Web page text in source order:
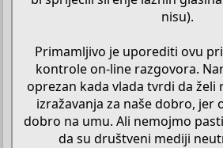
nisu).
Primamljivo je uporediti ovu
kontrole on-line razgovora.
oprezan kada vlada tvrdi da želi
izražavanja za naše dobro, jer
dobro na umu. Ali nemojmo
da su društveni mediji